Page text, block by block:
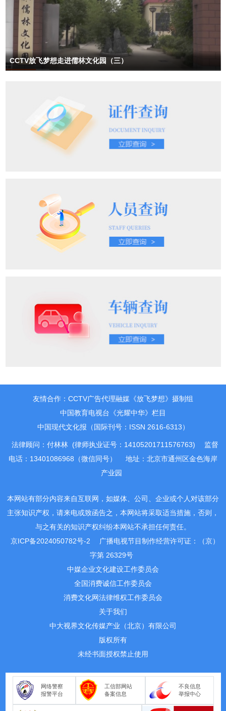
CCTV放飞梦想走进儒林文化园（三）
稼，女儿们给母亲做衣煮饭，端茶送水，照顾得非常周到，一家人就
这样在大山安居乐业了。他们还义务帮助管理保护着寺庙。前来拜神
烧香的八方香客，看着这幸福一家，人人羡慕不已。人们都管他们孝
敬母亲，热情善良兄妹九个称为龙人，把这座大山称为九龙山。直到
如今，当地还传颂着九龙孝母的故事。或许你有一天来这里旅游，还
会看到到九龙显灵，他们或许还 会帮你带来一生好运。有诗曰：九龙
诗词学会会员、安阳市作家协会会员、安阳市诗词学会会员，曾多次
荣获全国、省、市征文作品比赛一等奖、二等奖、三等奖。 姬云多次
被评为安阳地区文艺创作先进工作者。作品发表于《中国作家》《中
国诗歌》《中华辞赋》《中国散文》《大河文学》《河南日报》《国
《深山里有片爱情林》《开山的炮声》《奔腾的黄河》《我的祖国》
等文学著作。2017年7月19日，安阳电视台《直播安阳》以“草根诗人
姬云—— 我用诗歌感染你”专题报道了姬云文学创作事迹。（中媒文
化融媒体中心）
友情合作：CCTV广告代理融媒《放飞梦想》摄制组
中国教育电视台《光耀中华》栏目
中国现代文化报（国际刊号：ISSN 2616-6313）
法律顾问：付林林 (律师执业证号：14105201711576763)
监督
电话：13401086968（微信同号）
地址：北京市通州区金色海岸
产业园
本网站有部分内容来自互联网，如媒体、公司、企业或个人对该部分
主张知识产权，请来电或致函告之，本网站将采取适当措施，否则，
与之有关的知识产权纠纷本网站不承担任何责任。
京ICP备2024050782号-2
广播电视节目制作经营许可证：（京）
字第 26329号
中媒企业文化建设工作委员会
全国消费诚信工作委员会
消费文化网法律维权工作委员会
关于我们
中大视界文化传媒产业（北京）有限公司
版权所有
未经书面授权禁止使用
网络警察
报警平台
工信部网站
备案信息
不良信息
举报中心